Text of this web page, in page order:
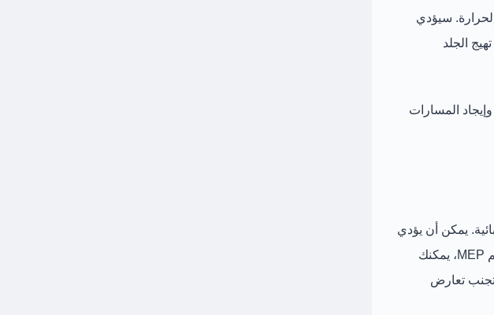
سيؤدي
الجلد
المسارات
يمكن أن يؤدي
هذا النهج في تصميم المباني إلى تقليل الكثير من المواد بشكل كبير. باستخدام خدمة تصميم MEP، يمكنك
تجنب تعارض